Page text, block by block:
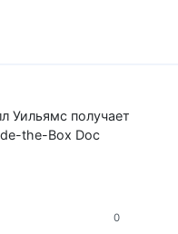
Уильямс получает
the-Box Doc
0